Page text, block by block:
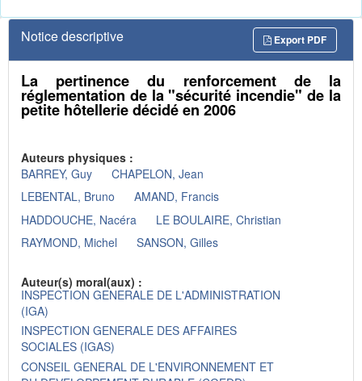
Notice descriptive Export PDF
La pertinence du renforcement de la
réglementation de la "sécurité incendie" de la
petite hôtellerie décidé en 2006
Auteurs physiques :
BARREY, Guy
CHAPELON, Jean
LEBENTAL, Bruno
AMAND, Francis
HADDOUCHE, Nacéra
LE BOULAIRE, Christian
RAYMOND, Michel
SANSON, Gilles
Auteur(s) moral(aux) :
INSPECTION GENERALE DE L'ADMINISTRATION
(IGA)
INSPECTION GENERALE DES AFFAIRES
SOCIALES (IGAS)
CONSEIL GENERAL DE L'ENVIRONNEMENT ET